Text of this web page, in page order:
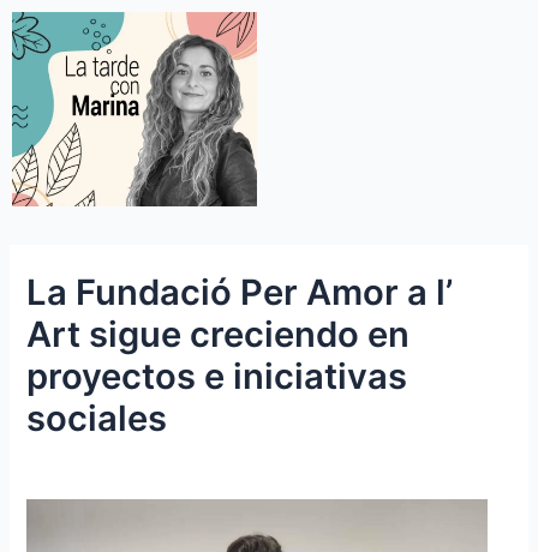
La Fundació Per Amor a l’
Art sigue creciendo en
proyectos e iniciativas
sociales